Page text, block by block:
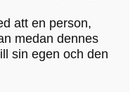
att en person,
medan dennes
sin egen och den